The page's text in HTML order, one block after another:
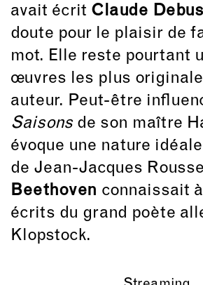
avait écrit Claude
doute pour le plaisir de
mot. Elle reste pourtant
œuvres les plus
auteur. Peut-être
Saisonsde son maître
évoque une nature
de Jean-Jacques
Beethoven connaissait
écrits du grand poète
Klopstock.